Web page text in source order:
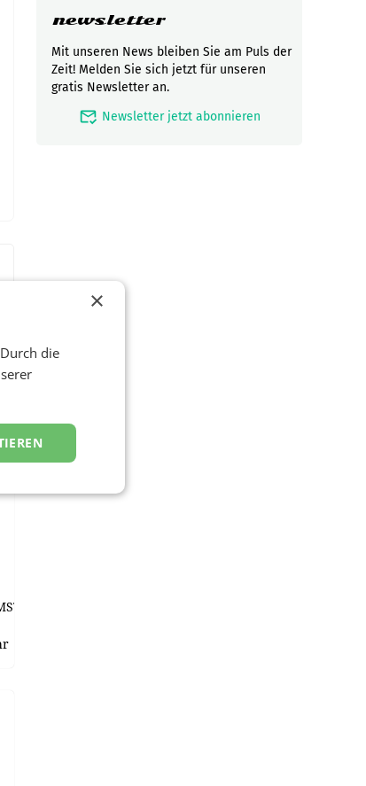
newsletter
Mit unseren News bleiben Sie am Puls der
Zeit! Melden Sie sich jetzt für unseren
gratis Newsletter an.
mark_email_read Newsletter jetzt abonnieren
×
die